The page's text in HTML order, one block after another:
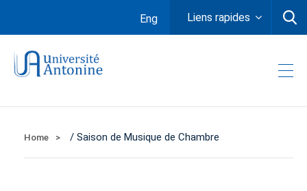
Eng Liens rapides
Home / Saison de Musique de Chambre